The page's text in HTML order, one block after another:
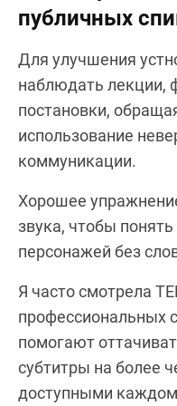
публичных
Для улучшения
наблюдать лекции,
постановки,
использование
коммуникации.
Хорошее
звука, чтобы
персонажей без
Я часто смотрела
профессиональных
помогают
субтитры на более
доступными